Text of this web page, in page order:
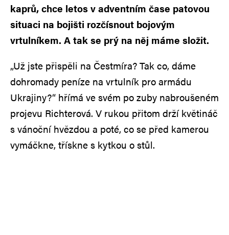
kaprů, chce letos v adventním čase patovou
situaci na bojišti rozčísnout bojovým
vrtulníkem. A tak se prý na něj máme složit.
„Už jste přispěli na Čestmíra? Tak co, dáme
dohromady peníze na vrtulník pro armádu
Ukrajiny?“ hřímá ve svém po zuby nabroušeném
projevu Richterová. V rukou přitom drží květináč
s vánoční hvězdou a poté, co se před kamerou
vymáčkne, třískne s kytkou o stůl.